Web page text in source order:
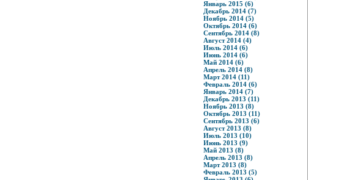
Январь 2015 (6)
Декабрь 2014 (7)
Ноябрь 2014 (5)
Октябрь 2014 (6)
Сентябрь 2014 (8)
Август 2014 (4)
Июль 2014 (6)
Июнь 2014 (6)
Май 2014 (6)
Апрель 2014 (8)
Март 2014 (11)
Февраль 2014 (6)
Январь 2014 (7)
Декабрь 2013 (11)
Ноябрь 2013 (8)
Октябрь 2013 (11)
Сентябрь 2013 (6)
Август 2013 (8)
Июль 2013 (10)
Июнь 2013 (9)
Май 2013 (8)
Апрель 2013 (8)
Март 2013 (8)
Февраль 2013 (5)